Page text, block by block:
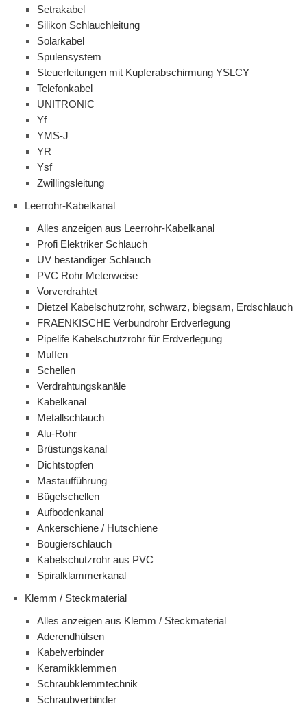
Setrakabel
Silikon Schlauchleitung
Solarkabel
Spulensystem
Steuerleitungen mit Kupferabschirmung YSLCY
Telefonkabel
UNITRONIC
Yf
YMS-J
YR
Ysf
Zwillingsleitung
Leerrohr-Kabelkanal
Alles anzeigen aus Leerrohr-Kabelkanal
Profi Elektriker Schlauch
UV beständiger Schlauch
PVC Rohr Meterweise
Vorverdrahtet
Dietzel Kabelschutzrohr, schwarz, biegsam, Erdschlauch
FRAENKISCHE Verbundrohr Erdverlegung
Pipelife Kabelschutzrohr für Erdverlegung
Muffen
Schellen
Verdrahtungskanäle
Kabelkanal
Metallschlauch
Alu-Rohr
Brüstungskanal
Dichtstopfen
Mastaufführung
Bügelschellen
Aufbodenkanal
Ankerschiene / Hutschiene
Bougierschlauch
Kabelschutzrohr aus PVC
Spiralklammerkanal
Klemm / Steckmaterial
Alles anzeigen aus Klemm / Steckmaterial
Aderendhülsen
Kabelverbinder
Keramikklemmen
Schraubklemmtechnik
Schraubverbinder